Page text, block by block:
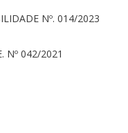
Nº. 014/2023
Nº 042/2021